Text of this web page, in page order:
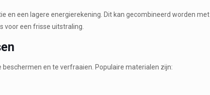
en een lagere energierekening. Dit kan gecombineerd worden met
voor een frisse uitstraling.
en te verfraaien. Populaire materialen zijn: